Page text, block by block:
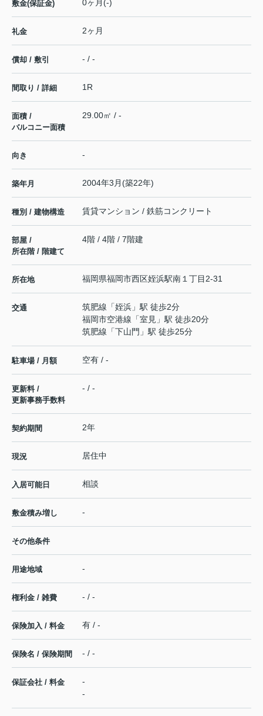
敷金(保証金) 0ヶ月(-)
礼金 2ヶ月
償却 / 敷引 - / -
間取り / 詳細 1R
面積 /
バルコニー面積
29.00㎡ / -
向き -
築年月 2004年3月(築22年)
種別 / 建物構造 賃貸マンション / 鉄筋コンクリート
部屋 /
所在階 / 階建て
4階 / 4階 / 7階建
所在地 福岡県福岡市西区姪浜駅南 １丁目2-31
交通 筑肥線 「姪浜 」駅 徒歩2分
福岡市空港線 「室見 」駅 徒歩20分
筑肥線 「下山門 」駅 徒歩25分
駐車場 / 月額 空有 / -
更新料 /
更新事務手数料
- / -
契約期間 2年
現況 居住中
入居可能日 相談
敷金積み増し -
その他条件
用途地域 -
権利金 / 雑費 - / -
保険加入 / 料金 有 / -
保険名 / 保険期間 - / -
保証会社 / 料金
-
-